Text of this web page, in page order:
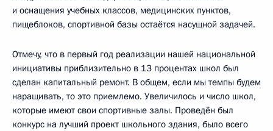
и оснащения учебных классов, медицинских пунктов,
пищеблоков, спортивной базы остаётся насущной задачей.
Отмечу, что в первый год реализации нашей национальной
инициативы приблизительно в 13 процентах школ был
сделан капитальный ремонт. В общем, если мы темпы будем
наращивать, то это приемлемо. Увеличилось и число школ,
которые имеют свои спортивные залы. Проведён был
конкурс на лучший проект школьного здания, было всего